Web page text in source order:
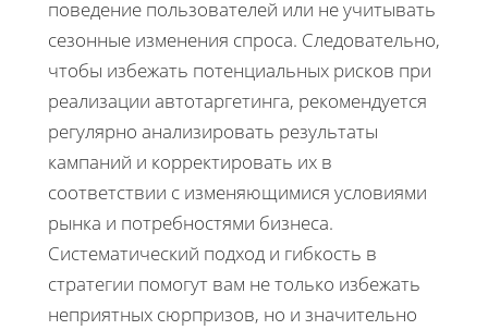
поведение пользователей или не учитывать
сезонные изменения спроса. Следовательно,
чтобы избежать потенциальных рисков при
реализации автотаргетинга, рекомендуется
регулярно анализировать результаты
кампаний и корректировать их в
соответствии с изменяющимися условиями
рынка и потребностями бизнеса.
Систематический подход и гибкость в
стратегии помогут вам не только избежать
неприятных сюрпризов, но и значительно